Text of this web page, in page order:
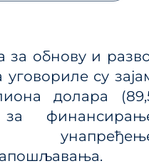
обнову и
су
долара